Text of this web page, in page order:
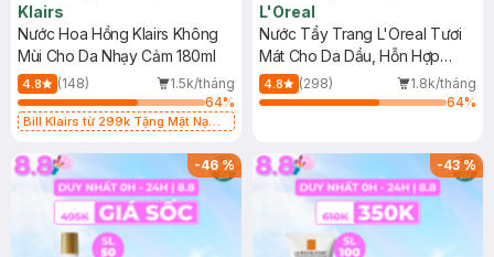
Klairs
Nước Hoa Hồng Klairs Không
Mùi Cho Da Nhạy Cảm 180ml
4.8 (148)
1.5k/tháng
64%
Bill Klairs từ 299k Tặng Mặt Nạ
25ml (SL Có Hạn)
L'Oreal
Nước Tẩy Trang L'Oreal Tươi
Mát Cho Da Dầu, Hỗn Hợp
400ml
4.8 (298)
1.8k/tháng
64%
-46% -43%